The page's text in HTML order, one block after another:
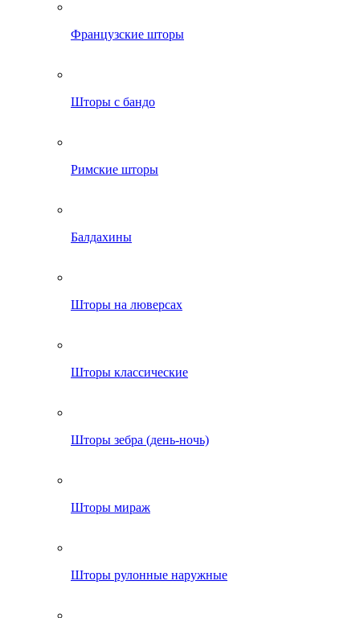
Французские шторы
Шторы с бандо
Римские шторы
Балдахины
Шторы на люверсах
Шторы классические
Шторы зебра (день-ночь)
Шторы мираж
Шторы рулонные наружные